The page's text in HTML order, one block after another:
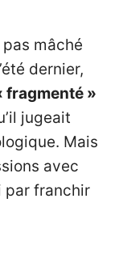
mâché
dernier,
fragmenté »
jugeait
Mais
avec
par franchir